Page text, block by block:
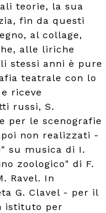
teorie, la sua
fin da questi
al collage,
alle liriche
stessi anni è pure
teatrale con lo
riceve
russi, S.
per le scenografie
non realizzati -
su musica di I.
zoologico" di F.
Ravel. In
G. Clavel - per il
istituto per